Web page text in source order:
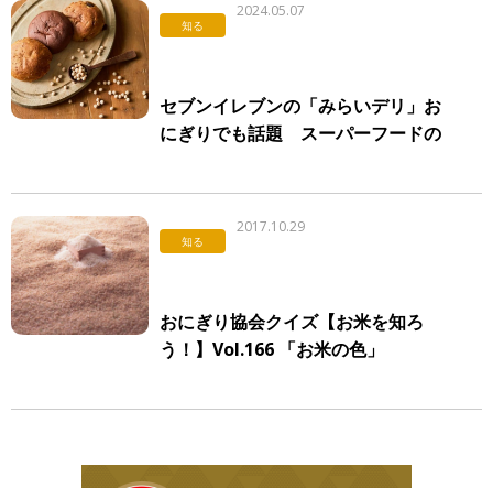
知る
2024.05.07
セブンイレブンの「みらいデリ」お
にぎりでも話題 スーパーフードの
知る
2017.10.29
おにぎり協会クイズ【お米を知ろ
う！】Vol.166 「お米の色」